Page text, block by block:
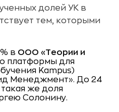
долей УК в
тем, которыми
в ООО «Теории и
платформы для
Kampus)
Менеджмент». До 24
же доля
Солонину.